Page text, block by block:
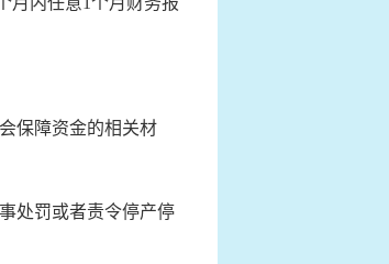
保障资金的相关材
处罚或者责令停产停